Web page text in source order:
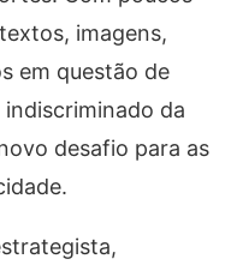
imagens,
em questão de
da
desafio para as